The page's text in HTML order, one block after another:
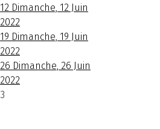
12 Dimanche, 12 Juin
2022
19 Dimanche, 19 Juin
2022
26 Dimanche, 26 Juin
2022
3